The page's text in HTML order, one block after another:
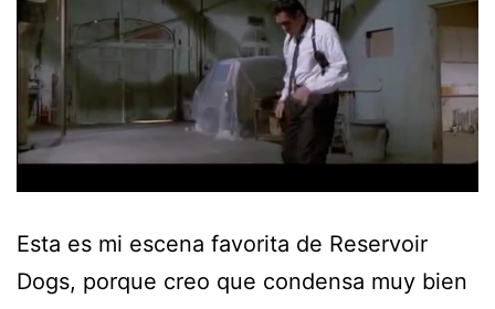
Esta es mi escena favorita de Reservoir
Dogs, porque creo que condensa muy bien